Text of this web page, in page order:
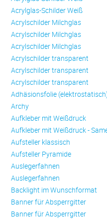
Acrylglas-Schilder Weiß
Acrylschilder Milchglas
Acrylschilder Milchglas
Acrylschilder Milchglas
Acrylschilder transparent
Acrylschilder transparent
Acrylschilder transparent
Adhäsionsfolie
Archy
Aufkleber mit Weißdruck
Aufkleber mit Weißdruck -
Aufsteller klassisch
Aufsteller Pyramide
Auslegerfahnen
Auslegerfahnen
Backlight im Wunschformat
Banner für Absperrgitter
Banner für Absperrgitter